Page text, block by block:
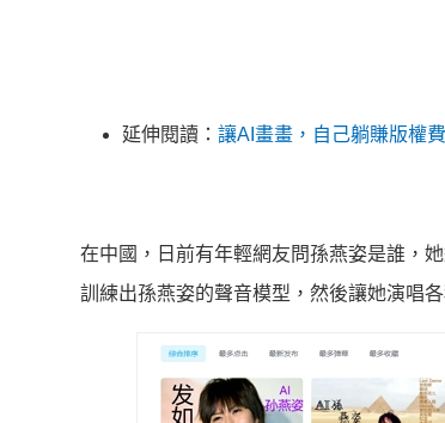
延伸閱讀： 讓AI畫畫，自己躺賺版權
在中國，日前有年輕網友問孫燕姿是誰，
訓練出孫燕姿的聲音模型，然後讓她演唱